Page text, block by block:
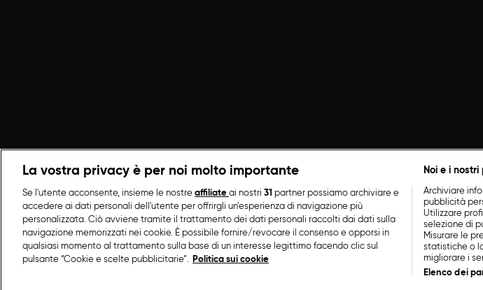
La vostra privacy è per noi molto importante
Se l'utente acconsente, insieme le nostre affiliate ai nostri 31 partner possiamo archiviare e
accedere ai dati personali dell'utente per offrirgli un'esperienza di navigazione più
personalizzata. Ciò avviene tramite il trattamento dei dati personali raccolti dai dati sulla
navigazione memorizzati nei cookie. È possibile fornire/revocare il consenso e opporsi in
qualsiasi momento al trattamento sulla base di un interesse legittimo facendo clic sul
pulsante “Cookie e scelte pubblicitarie”.
Politica sui cookie
Noi e i
Archiviare
pubblicità
Utilizzare
selezione di
Misurare le
statistiche o
migliorare i
Elenco dei